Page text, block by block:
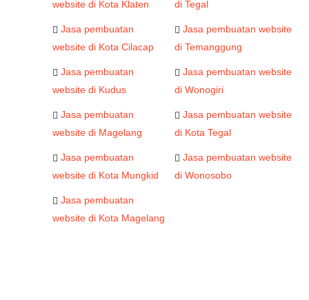
website di Kota Klaten
di Tegal
Jasa pembuatan
website di Kota Cilacap
Jasa pembuatan website
di Temanggung
Jasa pembuatan
website di Kudus
Jasa pembuatan website
di Wonogiri
Jasa pembuatan
website di Magelang
Jasa pembuatan website
di Kota Tegal
Jasa pembuatan
website di Kota Mungkid
Jasa pembuatan website
di Wonosobo
Jasa pembuatan
website di Kota Magelang